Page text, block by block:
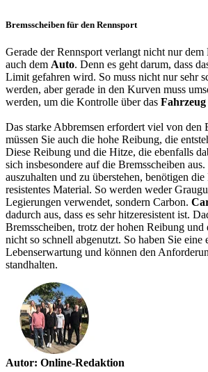
Bremsscheiben für den Rennsport
Gerade der Rennsport verlangt nicht nur dem
auch dem Auto. Denn es geht darum, dass
Limit gefahren wird. So muss nicht nur sehr
werden, aber gerade in den Kurven muss
werden, um die Kontrolle über das Fahrzeug
Das starke Abbremsen erfordert viel von den
müssen Sie auch die hohe Reibung, die
Diese Reibung und die Hitze, die ebenfalls
sich insbesondere auf die Bremsscheiben
auszuhalten und zu überstehen, benötigen die
resistentes Material. So werden weder
Legierungen verwendet, sondern Carbon.
dadurch aus, dass es sehr hitzeresistent ist.
Bremsscheiben, trotz der hohen Reibung und
nicht so schnell abgenutzt. So haben Sie eine
Lebenserwartung und können den
standhalten.
Autor: Online-Redaktion